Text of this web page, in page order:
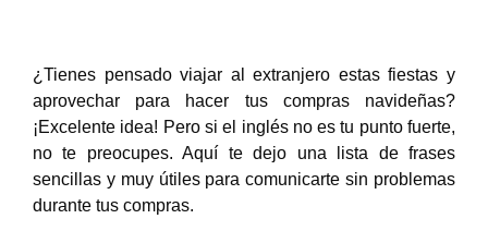
¿Tienes pensado viajar al extranjero estas fiestas y
aprovechar para hacer tus compras navideñas?
¡Excelente idea! Pero si el inglés no es tu punto fuerte,
no te preocupes. Aquí te dejo una lista de frases
sencillas y muy útiles para comunicarte sin problemas
durante tus compras.